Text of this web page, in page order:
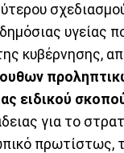
υγείας
κυβέρνησης,
ειδικού
για το
πρωτίστως,